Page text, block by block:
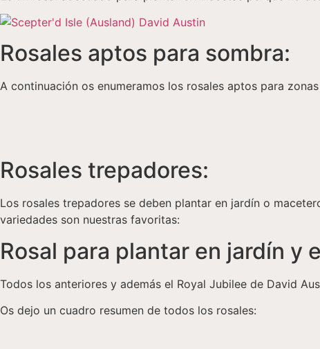
Rosales aptos para sombra:
A continuación os enumeramos los rosales aptos para
Rosales trepadores:
Los rosales trepadores se deben plantar en jardín o
variedades son nuestras favoritas:
Rosal para plantar en jardín y
Todos los anteriores y además el Royal Jubilee de David
Os dejo un cuadro resumen de todos los rosales: